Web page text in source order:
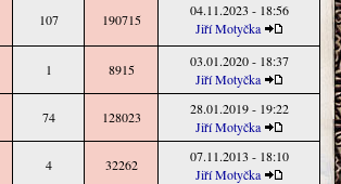
107 190715
04.11.2023 - 18:56
Jiří Motyčka
1 8915
03.01.2020 - 18:37
Jiří Motyčka
74 128023
28.01.2019 - 19:22
Jiří Motyčka
4 32262
07.11.2013 - 18:10
Jiří Motyčka